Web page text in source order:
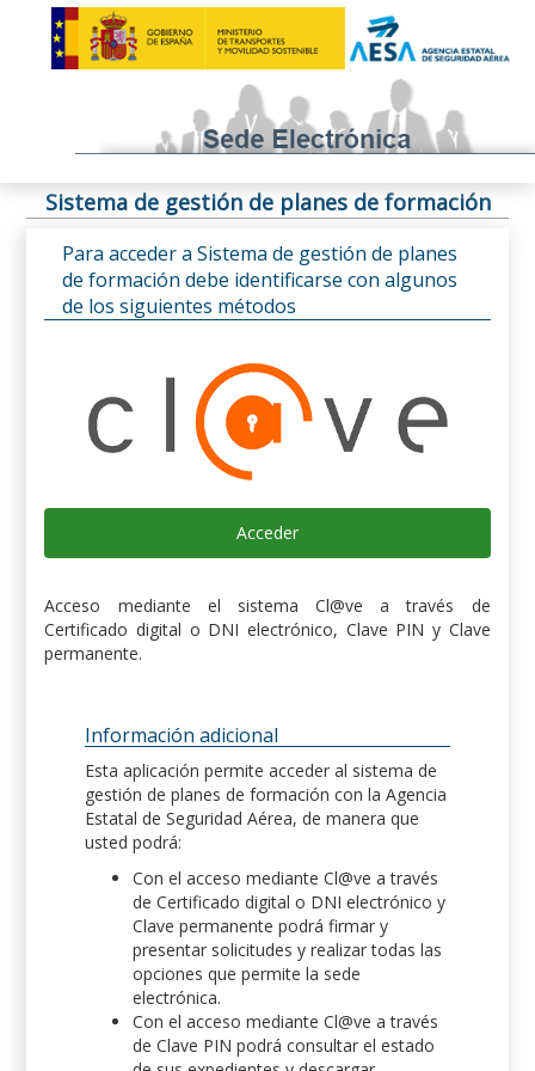
Sistema de gestión de planes de formación
Para acceder a Sistema de gestión de planes
de formación debe identificarse con algunos
de los siguientes métodos
Acceder
Acceso mediante el sistema Cl@ve a través de
Certificado digital o DNI electrónico, Clave PIN y Clave
permanente.
Información adicional
Esta aplicación permite acceder al sistema de
gestión de planes de formación con la Agencia
Estatal de Seguridad Aérea, de manera que
usted podrá:
Con el acceso mediante Cl@ve a través
de Certificado digital o DNI electrónico y
Clave permanente podrá firmar y
presentar solicitudes y realizar todas las
opciones que permite la sede
electrónica.
Con el acceso mediante Cl@ve a través
de Clave PIN podrá consultar el estado